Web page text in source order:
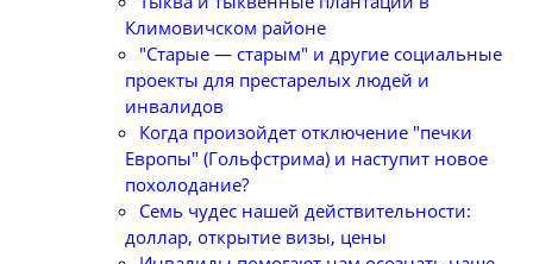
Климовичском районе
"Старые — старым" и другие социальные
проекты для престарелых людей и
инвалидов
Когда произойдет отключение "печки
Европы" (Гольфстрима) и наступит новое
похолодание?
Семь чудес нашей действительности:
доллар, открытие визы, цены